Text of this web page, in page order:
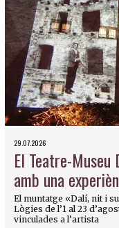
29.07.2026
El Teatre-Museu
amb una
El muntatge «Dalí, nit i
Lògies de l’1 al 23
vinculades a l’artista